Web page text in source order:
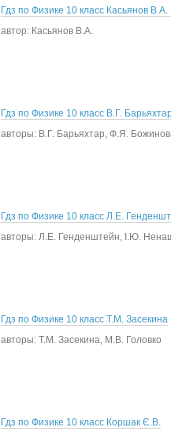
Гдз по Физике 10 класс Касьянов
автор: Касьянов В.А.
Гдз по Физике 10 класс В.Г.
авторы: В.Г. Барьяхтар, Ф.Я.
Гдз по Физике 10 класс Л.Е.
авторы: Л.Е. Генденштейн, І.Ю.
Гдз по Физике 10 класс Т.М. Засекина
авторы: Т.М. Засекина, М.В. Головко
Гдз по Физике 10 класс Коршак Є.В.